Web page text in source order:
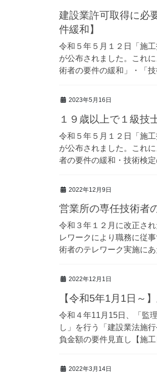
建設業許可取得に必
件緩和】
令和５年５月１２日「施
が公布されました。これ
術者の要件の緩和」・「
2023年5月16日
１９歳以上で１級技
令和５年５月１２日「施
が公布されました。これ
者の要件の緩和・技術検
2022年12月9日
営業所の専任技術者
令和３年１２月に改正さ
レワークにより職務に従
術者のテレワーク実施に
2022年12月1日
【令和5年1月1日～
令和４年11月15日、「監
し」を行う「建設業法施
負金額の要件見直し【施
2022年3月14日